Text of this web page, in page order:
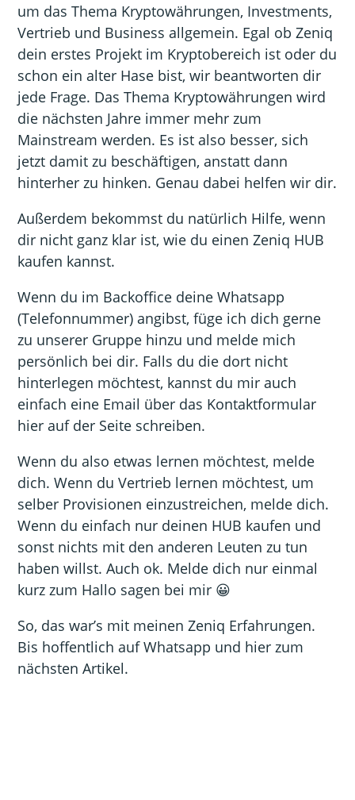
um das Thema Kryptowährungen, Investments,
Vertrieb und Business allgemein. Egal ob Zeniq
dein erstes Projekt im Kryptobereich ist oder du
schon ein alter Hase bist, wir beantworten dir
jede Frage. Das Thema Kryptowährungen wird
die nächsten Jahre immer mehr zum
Mainstream werden. Es ist also besser, sich
jetzt damit zu beschäftigen, anstatt dann
hinterher zu hinken. Genau dabei helfen wir dir.
Außerdem bekommst du natürlich Hilfe, wenn
dir nicht ganz klar ist, wie du einen Zeniq HUB
kaufen kannst.
Wenn du im Backoffice deine Whatsapp
(Telefonnummer) angibst, füge ich dich gerne
zu unserer Gruppe hinzu und melde mich
persönlich bei dir. Falls du die dort nicht
hinterlegen möchtest, kannst du mir auch
einfach eine Email über das Kontaktformular
hier auf der Seite schreiben.
Wenn du also etwas lernen möchtest, melde
dich. Wenn du Vertrieb lernen möchtest, um
selber Provisionen einzustreichen, melde dich.
Wenn du einfach nur deinen HUB kaufen und
sonst nichts mit den anderen Leuten zu tun
haben willst. Auch ok. Melde dich nur einmal
kurz zum Hallo sagen bei mir 😀
So, das war’s mit meinen Zeniq Erfahrungen.
Bis hoffentlich auf Whatsapp und hier zum
nächsten Artikel.